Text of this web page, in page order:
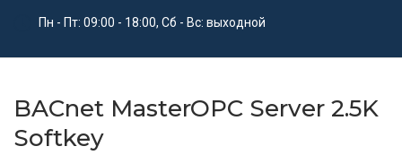
Пн - Пт: 09:00 - 18:00, Сб - Вс: выходной
BACnet MasterOPC Server 2.5K
Softkey